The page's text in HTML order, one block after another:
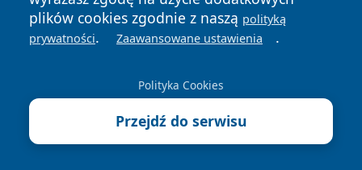
całodobowa
8 sierpnia 2026
adresy, telefony, godziny otwarcia
8 sierpnia 2026
[PIŁKA NOŻNA] Betclic 2. liga:
plików cookies zgodnie z naszą polityką
prywatności. Zaawansowane ustawienia .
Polityka Cookies
Przejdź do serwisu